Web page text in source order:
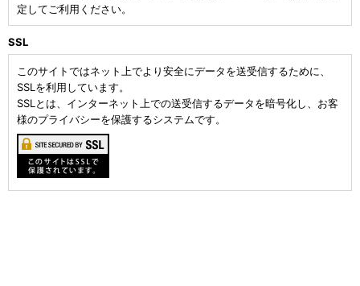
定してご利用ください。
SSL
このサイトではネット上でより安全にデータを送受信するために、
SSLを利用しています。
SSLとは、インターネット上での送受信するデータを暗号化し、お客
様のプライバシーを保護するシステムです。